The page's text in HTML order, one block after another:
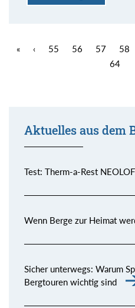
« ‹ 55 56 57 58
64
Aktuelles aus dem
Test: Therm-a-Rest
Wenn Berge zur Heimat
Sicher unterwegs: Warum
Bergtouren wichtig sind